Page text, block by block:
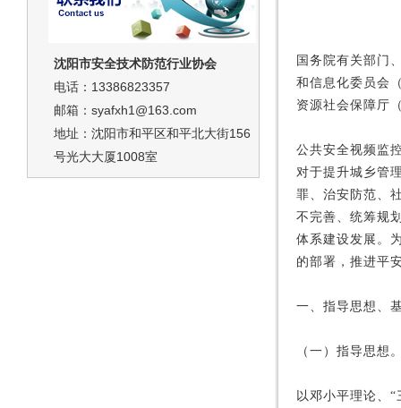
沈阳市安全技术防范行业协会
电话：13386823357
邮箱：syafxh1@163.com
地址：沈阳市和平区和平北大街156
号光大大厦1008室
国务院有关部门
和信息化委员会
资源社会保障厅
公共安全视频监
对于提升城乡管
罪、治安防范、
不完善、统筹规
体系建设发展。
的部署，推进平
一、指导思想、
（一）指导思想
以邓小平理论、